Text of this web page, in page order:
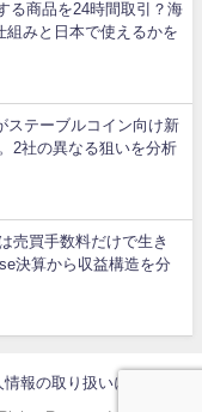
る商品を24時間取引？海
組みと日本で使えるかを
ステーブルコイン向け新
2社の異なる狙いを分析
売買手数料だけで生き
決算から収益構造を分
情報の取り扱いについて